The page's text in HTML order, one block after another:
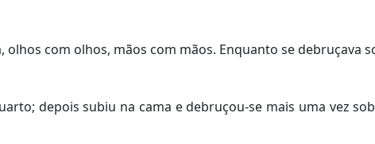
olhos com olhos, mãos com mãos. Enquanto se debruçava
depois subiu na cama e debruçou-se mais uma vez